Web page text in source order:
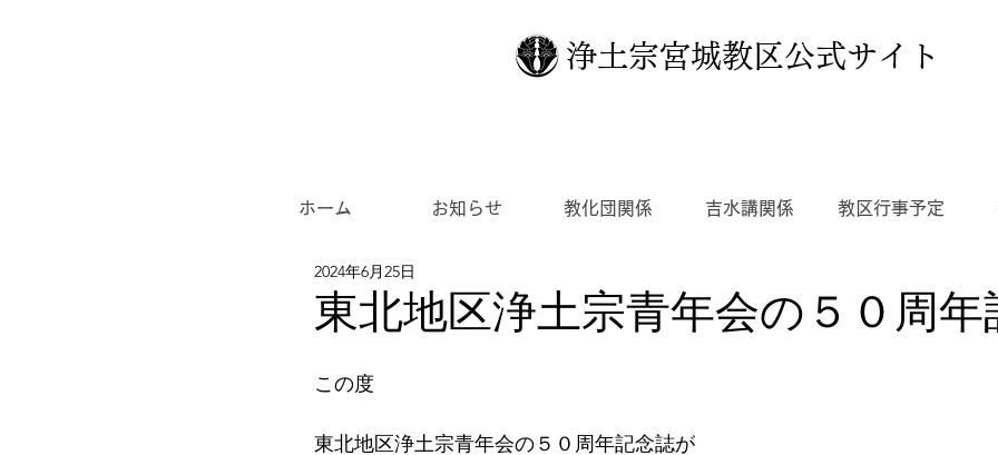
浄土宗宮城教区公式サイト
ホーム お知らせ 教化団関係 吉水講関係 教区行事予定
東北地区浄土宗青年会の５０周年
2024年6月25日
この度
東北地区浄土宗青年会の５０周年記念誌が